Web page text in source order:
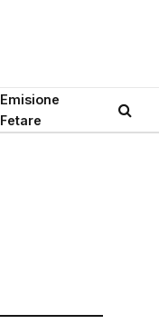
Emisione
Fetare